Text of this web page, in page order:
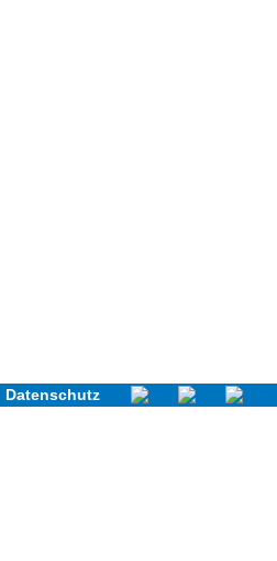
Datenschutz